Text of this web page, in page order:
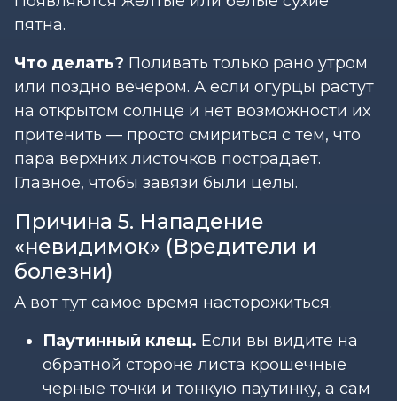
пятна.
Что делать? Поливать только рано утром
или поздно вечером. А если огурцы растут
на открытом солнце и нет возможности их
притенить — просто смириться с тем, что
пара верхних листочков пострадает.
Главное, чтобы завязи были целы.
Причина 5. Нападение
«невидимок» (Вредители и
болезни)
А вот тут самое время насторожиться.
Паутинный клещ. Если вы видите на
обратной стороне листа крошечные
черные точки и тонкую паутинку, а сам